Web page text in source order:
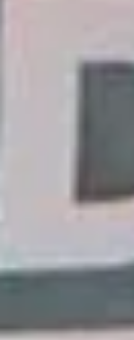
campus
febrero de 2026 ,